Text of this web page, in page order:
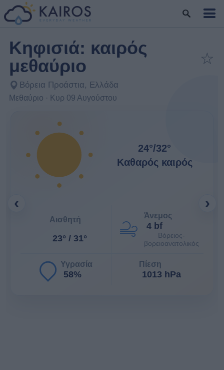
Κηφισιά: καιρός
μεθαύριο
☆
Βόρεια Προάστια, Ελλάδα
Μεθαύριο · Κυρ 09 Αυγούστου
‹ ›
24°/32°
Καθαρός καιρός
Αισθητή
23° / 31°
Άνεμος
4 bf
Βόρειος-
βορειοανατολικός
Υγρασία
58%
Πίεση
1013 hPa